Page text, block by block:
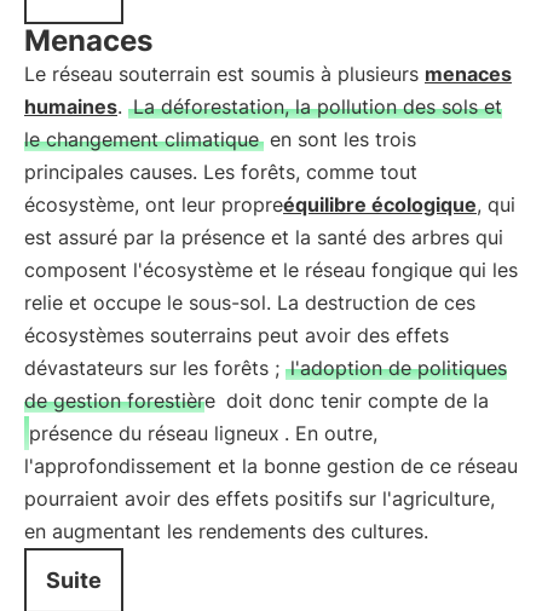
Menaces
Le réseau souterrain est soumis à plusieurs menaces
humaines. La déforestation, la pollution des sols et
le changement climatique en sont les trois
principales causes. Les forêts, comme tout
écosystème, ont leur propreéquilibre écologique, qui
est assuré par la présence et la santé des arbres qui
composent l'écosystème et le réseau fongique qui les
relie et occupe le sous-sol. La destruction de ces
écosystèmes souterrains peut avoir des effets
dévastateurs sur les forêts ; l'adoption de politiques
de gestion forestière doit donc tenir compte de la
présence du réseau ligneux . En outre,
l'approfondissement et la bonne gestion de ce réseau
pourraient avoir des effets positifs sur l'agriculture,
en augmentant les rendements des cultures.
Suite